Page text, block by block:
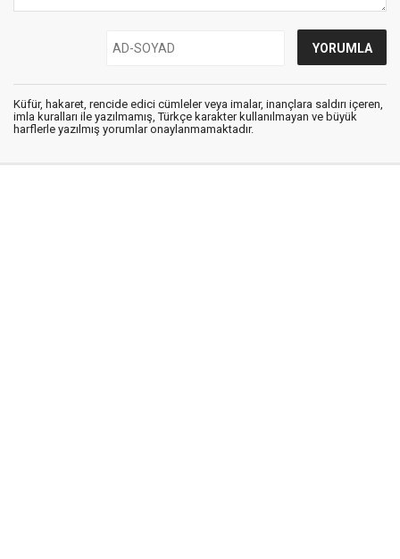
Küfür, hakaret, rencide edici cümleler veya imalar, inançlara saldırı içeren,
imla kuralları ile yazılmamış, Türkçe karakter kullanılmayan ve büyük
harflerle yazılmış yorumlar onaylanmamaktadır.